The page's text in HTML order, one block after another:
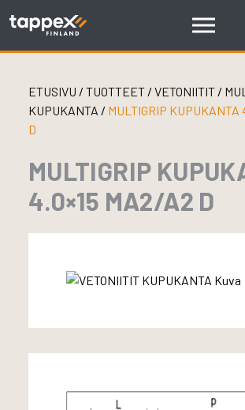
ETUSIVU / TUOTTEET/ VETONIITIT /
KUPUKANTA / MULTIGRIP KUPUKANTA
D
MULTIGRIP
4.0×15 MA2/A2 D